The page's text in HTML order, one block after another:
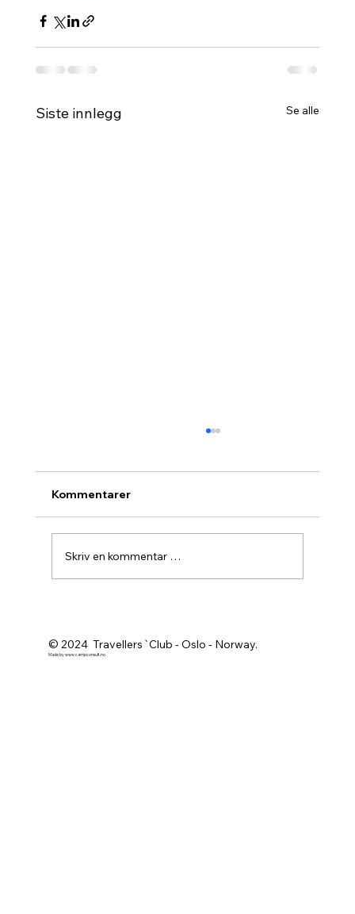
Siste innlegg Se alle
Kommentarer
Skriv en kommentar …
© 2024 Travellers`Club - Oslo - Norway.
Made bywww.campconsult.no